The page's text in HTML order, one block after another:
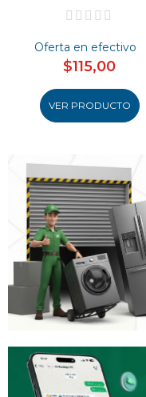
Oferta en efectivo
$115,00
VER PRODUCTO